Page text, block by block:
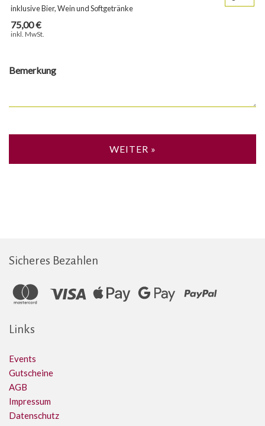
inklusive Bier, Wein und Softgetränke
75,00 €
inkl. MwSt.
Bemerkung
WEITER »
Sicheres Bezahlen
Links
Events
Gutscheine
AGB
Impressum
Datenschutz